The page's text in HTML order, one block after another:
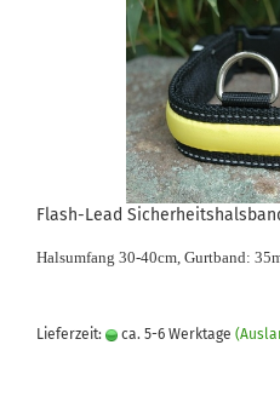
Flash-Lead
Halsumfang 30-40cm, Gurtband:
Lieferzeit: ca. 5-6 Werktage